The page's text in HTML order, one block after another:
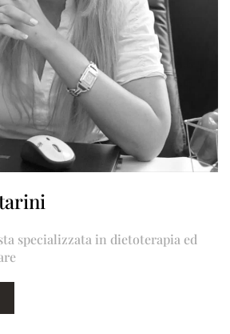
specializzata in dietoterapia ed